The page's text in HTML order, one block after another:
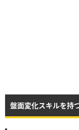
盤面変化スキルを持